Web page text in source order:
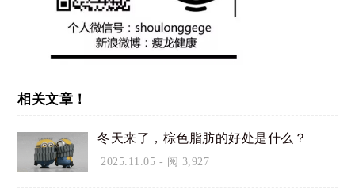
相关文章！
冬天来了，棕色脂肪的好处是什么？
2025.11.05 - 阅 3,927